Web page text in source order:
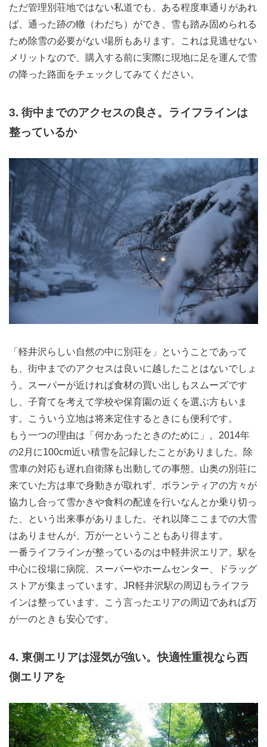
ただ管理別荘地ではない私道でも、ある程度車通りがあれ
ば、通った跡の轍（わだち）ができ、雪も踏み固められる
ため除雪の必要がない場所もあります。これは見逃せない
メリットなので、購入する前に実際に現地に足を運んで雪
の降った路面をチェックしてみてください。
3. 街中までのアクセスの良さ。ライフラインは
整っているか
「軽井沢らしい自然の中に別荘を」ということであって
も、街中までのアクセスは良いに越したことはないでしょ
う。スーパーが近ければ食材の買い出しもスムーズです
し、子育てを考えて学校や保育園の近くを選ぶ方もいま
す。こういう立地は将来定住するときにも便利です。
もう一つの理由は「何かあったときのために」。2014年
の2月に100cm近い積雪を記録したことがありました。除
雪車の対応も遅れ自衛隊も出動しての事態。山奥の別荘に
来ていた方は車で身動きが取れず、ボランティアの方々が
協力し合って雪かきや食料の配達を行いなんとか乗り切っ
た、という出来事がありました。それ以降ここまでの大雪
はありませんが、万が一ということもあり得ます。
一番ライフラインが整っているのは中軽井沢エリア。駅を
中心に役場に病院、スーパーやホームセンター、ドラッグ
ストアが集まっています。JR軽井沢駅の周辺もライフラ
インは整っています。こう言ったエリアの周辺であれば万
が一のときも安心です。
4. 東側エリアは湿気が強い。快適性重視なら西
側エリアを